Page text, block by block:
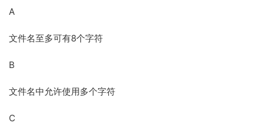
A
文件名至多可有8个字符
B
文件名中允许使用多个字符
C